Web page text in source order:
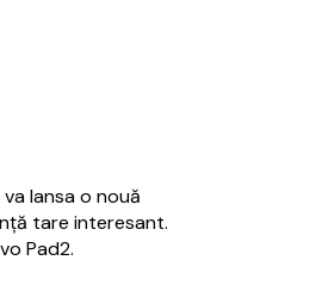
lansa o nouă
tare interesant.
Pad2.